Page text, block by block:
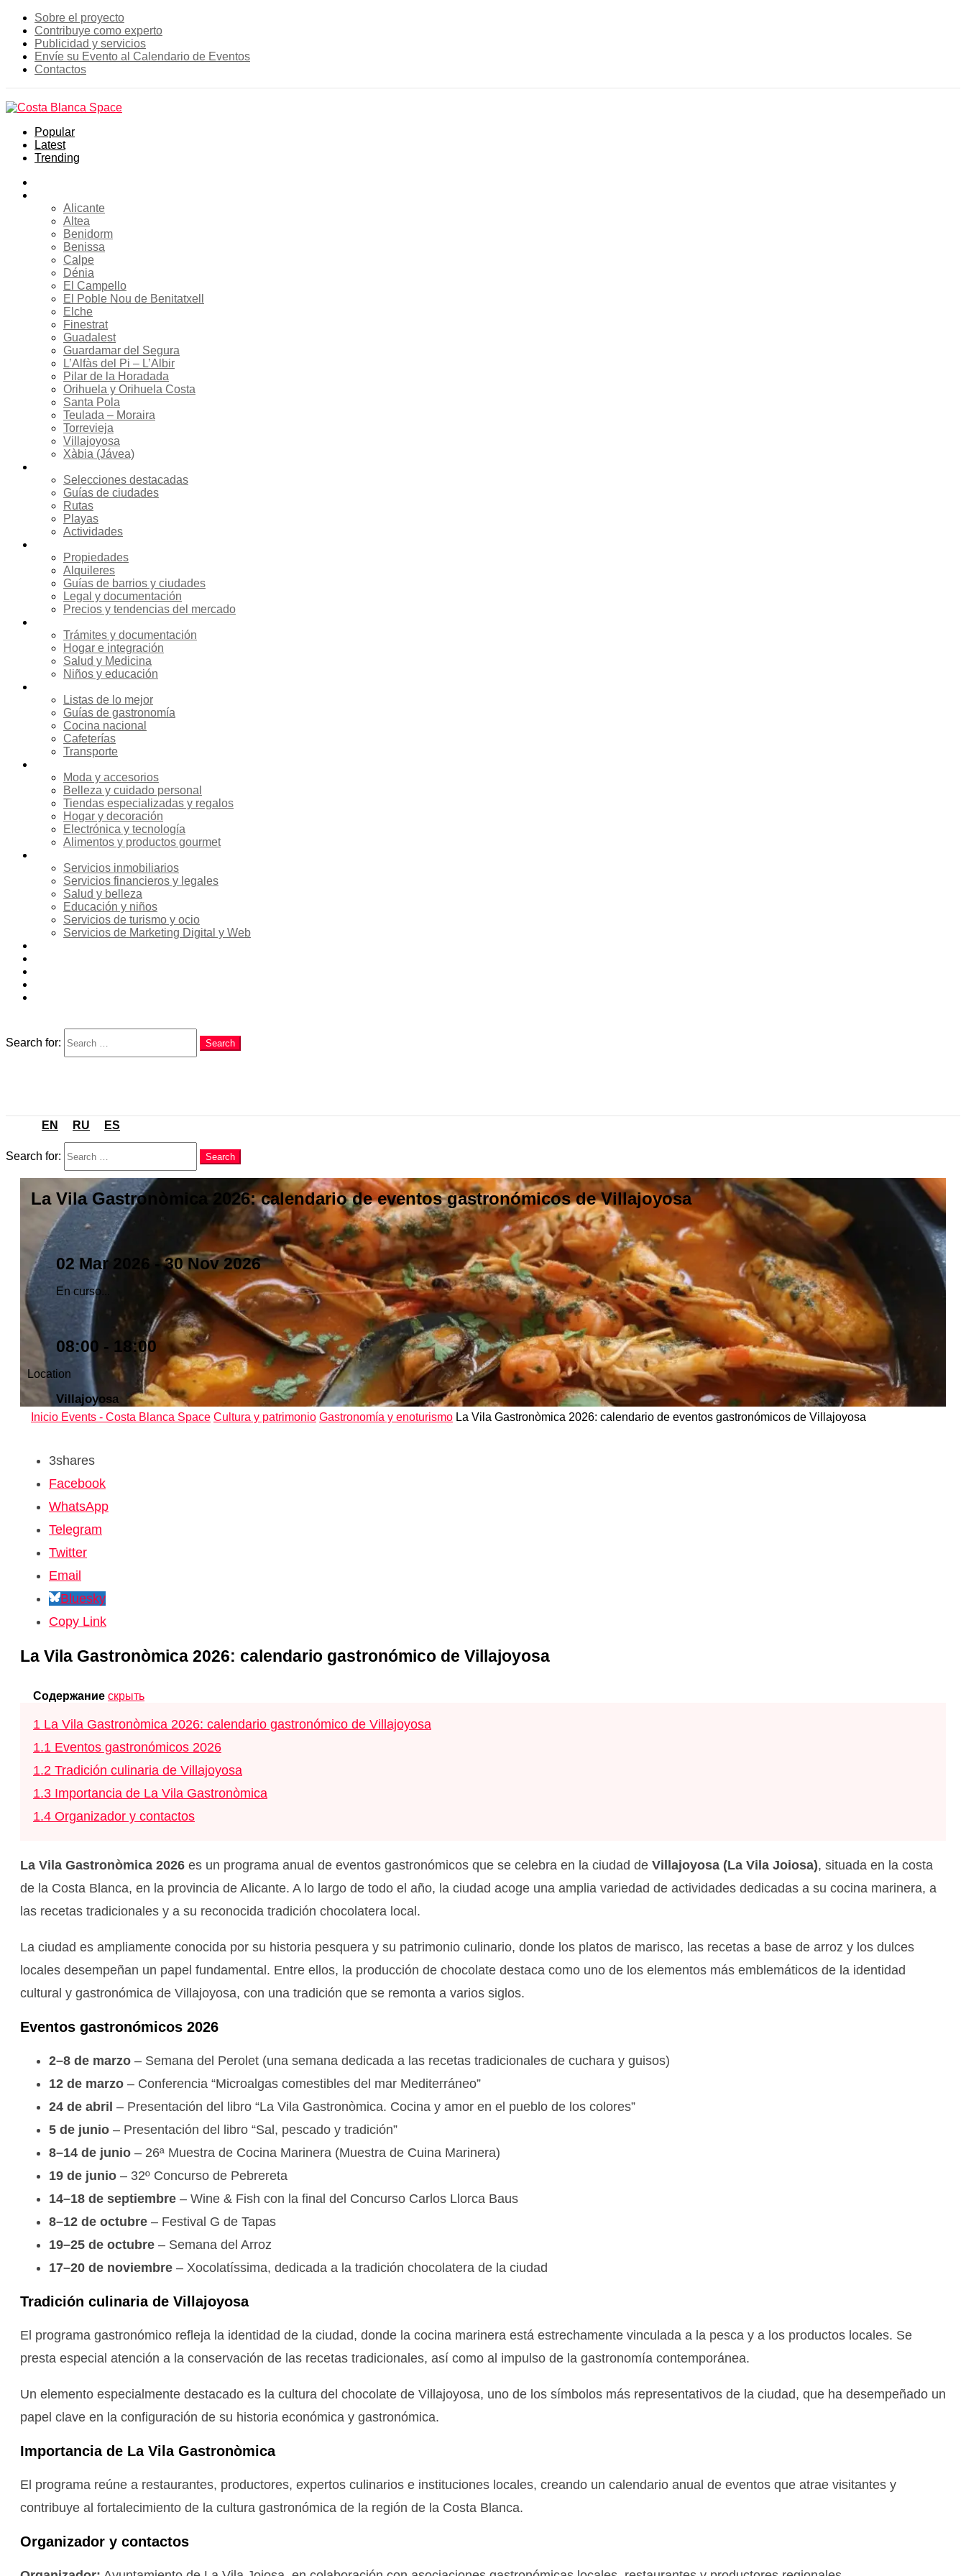
Sobre el proyecto
Contribuye como experto
Publicidad y servicios
Envíe su Evento al Calendario de Eventos
Contactos
Popular
Latest
Trending
Alicante
Altea
Benidorm
Benissa
Calpe
Dénia
El Campello
El Poble Nou de Benitatxell
Elche
Finestrat
Guadalest
Guardamar del Segura
L’Alfàs del Pi – L’Albir
Pilar de la Horadada
Orihuela y Orihuela Costa
Santa Pola
Teulada – Moraira
Torrevieja
Villajoyosa
Xàbia (Jávea)
Selecciones destacadas
Guías de ciudades
Rutas
Playas
Actividades
Propiedades
Alquileres
Guías de barrios y ciudades
Legal y documentación
Precios y tendencias del mercado
Trámites y documentación
Hogar e integración
Salud y Medicina
Niños y educación
Listas de lo mejor
Guías de gastronomía
Cocina nacional
Cafeterías
Transporte
Moda y accesorios
Belleza y cuidado personal
Tiendas especializadas y regalos
Hogar y decoración
Electrónica y tecnología
Alimentos y productos gourmet
Servicios inmobiliarios
Servicios financieros y legales
Salud y belleza
Educación y niños
Servicios de turismo y ocio
Servicios de Marketing Digital y Web
Search for:
Search
EN RU ES
Search for:
Search
La Vila Gastronòmica 2026: calendario de eventos gastronómicos de Villajoyosa
02 Mar 2026 - 30 Nov 2026
En curso...
08:00 - 18:00
Location
Villajoyosa
Inicio Events - Costa Blanca Space Cultura y patrimonio Gastronomía y enoturismo La Vila Gastronòmica 2026: calendario de eventos gastronómicos de Villajoyosa
3shares
Facebook
WhatsApp
Telegram
Twitter
Email
Bluesky
Copy Link
La Vila Gastronòmica 2026: calendario gastronómico de Villajoyosa
Содержание скрыть
1 La Vila Gastronòmica 2026: calendario gastronómico de Villajoyosa
1.1 Eventos gastronómicos 2026
1.2 Tradición culinaria de Villajoyosa
1.3 Importancia de La Vila Gastronòmica
1.4 Organizador y contactos
La Vila Gastronòmica 2026 es un programa anual de eventos gastronómicos que se celebra en la ciudad de Villajoyosa (La Vila Joiosa), situada en la costa
de la Costa Blanca, en la provincia de Alicante. A lo largo de todo el año, la ciudad acoge una amplia variedad de actividades dedicadas a su cocina marinera, a
las recetas tradicionales y a su reconocida tradición chocolatera local.
La ciudad es ampliamente conocida por su historia pesquera y su patrimonio culinario, donde los platos de marisco, las recetas a base de arroz y los dulces
locales desempeñan un papel fundamental. Entre ellos, la producción de chocolate destaca como uno de los elementos más emblemáticos de la identidad
cultural y gastronómica de Villajoyosa, con una tradición que se remonta a varios siglos.
Eventos gastronómicos 2026
2–8 de marzo – Semana del Perolet (una semana dedicada a las recetas tradicionales de cuchara y guisos)
12 de marzo – Conferencia “Microalgas comestibles del mar Mediterráneo”
24 de abril – Presentación del libro “La Vila Gastronòmica. Cocina y amor en el pueblo de los colores”
5 de junio – Presentación del libro “Sal, pescado y tradición”
8–14 de junio – 26ª Muestra de Cocina Marinera (Muestra de Cuina Marinera)
19 de junio – 32º Concurso de Pebrereta
14–18 de septiembre – Wine & Fish con la final del Concurso Carlos Llorca Baus
8–12 de octubre – Festival G de Tapas
19–25 de octubre – Semana del Arroz
17–20 de noviembre – Xocolatíssima, dedicada a la tradición chocolatera de la ciudad
Tradición culinaria de Villajoyosa
El programa gastronómico refleja la identidad de la ciudad, donde la cocina marinera está estrechamente vinculada a la pesca y a los productos locales. Se
presta especial atención a la conservación de las recetas tradicionales, así como al impulso de la gastronomía contemporánea.
Un elemento especialmente destacado es la cultura del chocolate de Villajoyosa, uno de los símbolos más representativos de la ciudad, que ha desempeñado un
papel clave en la configuración de su historia económica y gastronómica.
Importancia de La Vila Gastronòmica
El programa reúne a restaurantes, productores, expertos culinarios e instituciones locales, creando un calendario anual de eventos que atrae visitantes y
contribuye al fortalecimiento de la cultura gastronómica de la región de la Costa Blanca.
Organizador y contactos